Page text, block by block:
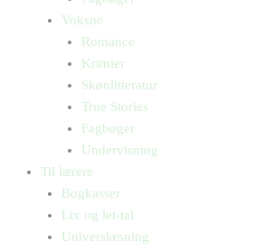
Voksne
Romance
Krimier
Skønlitteratur
True Stories
Fagbøger
Undervisning
Til lærere
Bogkasser
Lix og let-tal
Universlæsning